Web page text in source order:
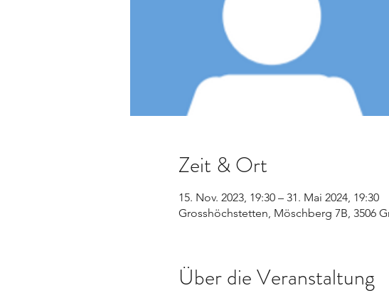
Zeit & Ort
15. Nov. 2023, 19:30 – 31. Mai 2024, 19:30
Grosshöchstetten, Möschberg 7B, 3506
Über die Veranstaltung